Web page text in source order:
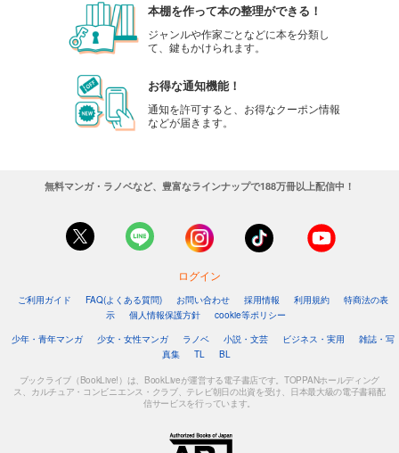
本棚を作って本の整理ができる！
ジャンルや作家ごとなどに本を分類し
て、鍵もかけられます。
お得な通知機能！
通知を許可すると、お得なクーポン情報
などが届きます。
無料マンガ・ラノベなど、豊富なラインナップで188万冊以上配信中！
ログイン
ご利用ガイド FAQ(よくある質問) お問い合わせ 採用情報 利用規約
特商法の表
示
個人情報保護方針
cookie等ポリシー
少年・青年マンガ
少女・女性マンガ ラノベ 小説・文芸 ビジネス・実用
雑誌・写
真集
TL BL
ブックライブ（BookLive!）は、BookLiveが運営する電子書店です。TOPPANホールディング
ス、カルチュア・コンビニエンス・クラブ、テレビ朝日の出資を受け、日本最大級の電子書籍配
信サービスを行っています。